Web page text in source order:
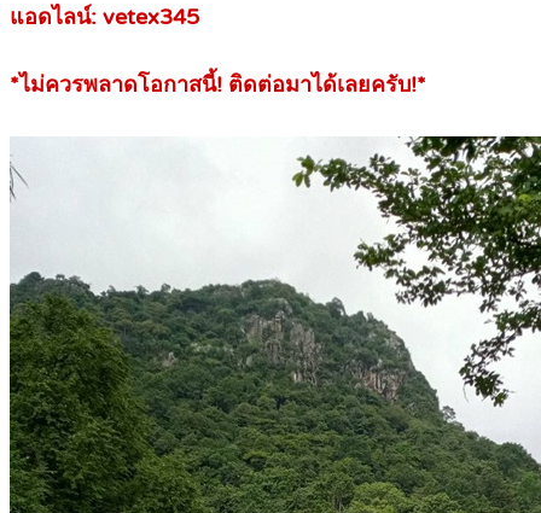
แอดไลน์: vetex345
*ไม่ควรพลาดโอกาสนี้! ติดต่อมาได้เลยครับ!*